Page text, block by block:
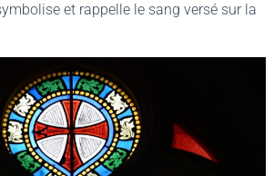
et rappelle le sang versé sur la